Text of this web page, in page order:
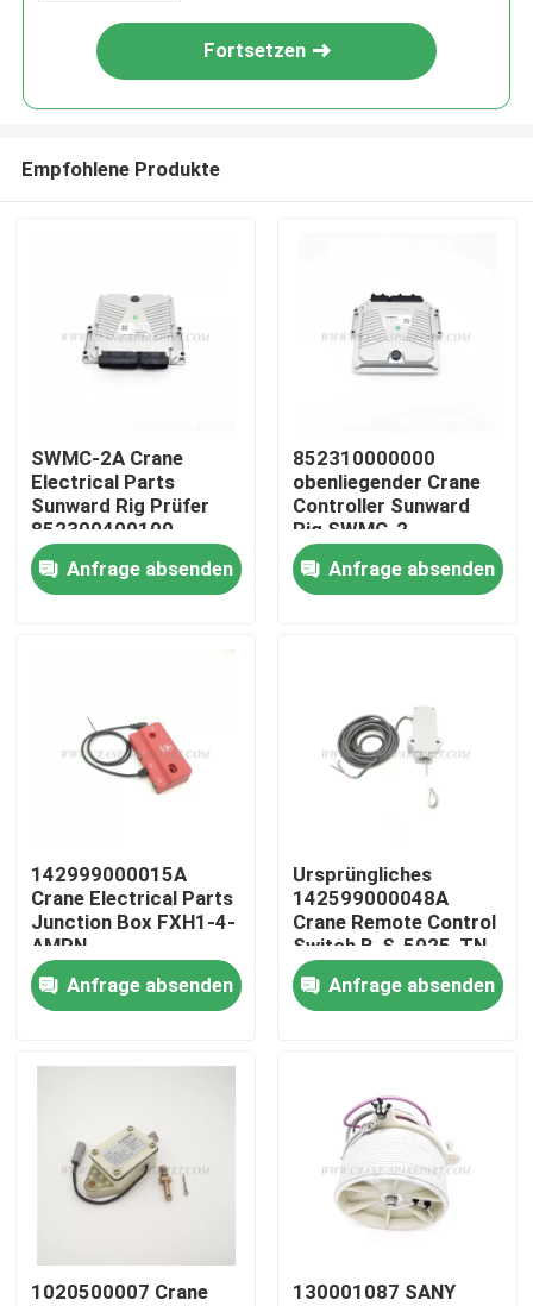
Über uns
Qualitätskontrolle
Kontakt
Nachrichten
Referenzen
Crane Electrical Parts
Fortsetzen
Empfohlene Produkte
SWMC-2A Crane
Electrical Parts
Sunward Rig Prüfer
852300400100
Anfrage absenden
852310000000
obenliegender Crane
Controller Sunward
Rig SWMC-2
Anfrage absenden
142999000015A
Crane Electrical Parts
Junction Box FXH1-4-
AMPN
Anfrage absenden
Ursprüngliches
142599000048A
Crane Remote Control
Switch B-S-5025-TN
Anfrage absenden
1020500007 Crane
130001087 SANY